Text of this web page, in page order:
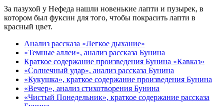
За пазухой у Нефеда нашли новенькие лапти и пузырек, в
котором был фуксин для того, чтобы покрасить лапти в
красный цвет.
Анализ рассказа «Легкое дыхание»
«Темные аллеи», анализ рассказа Бунина
Краткое содержание произведения Бунина «Кавказ»
«Солнечный удар», анализ рассказа Бунина
«Кукушка», краткое содержание произведения Бунина
«Вечер», анализ стихотворения Бунина
«Чистый Понедельник», краткое содержание рассказа